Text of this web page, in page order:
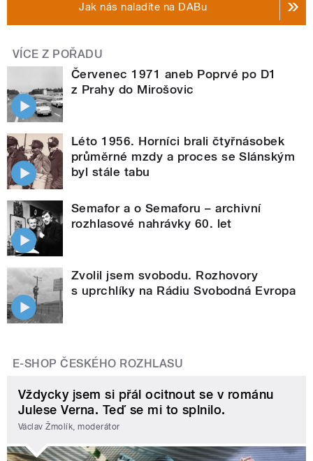
Jak nás naladíte na DABu
VÍCE Z POŘADU
Červenec 1971 aneb Poprvé po D1
z Prahy do Mirošovic
Léto 1956. Horníci brali čtyřnásobek
průměrné mzdy a proces se Slánským
byl stále tabu
Semafor a o Semaforu – archivní
rozhlasové nahrávky 60. let
Zvolil jsem svobodu. Rozhovory
s uprchlíky na Rádiu Svobodná Evropa
E-SHOP ČESKÉHO ROZHLASU
Vždycky jsem si přál ocitnout se v románu
Julese Verna. Teď se mi to splnilo.
Václav Žmolík, moderátor